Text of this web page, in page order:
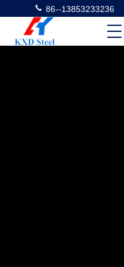
86--13853233236